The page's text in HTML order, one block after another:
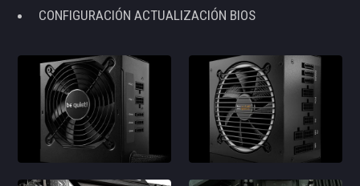
CONFIGURACIÓN ACTUALIZACIÓN BIOS